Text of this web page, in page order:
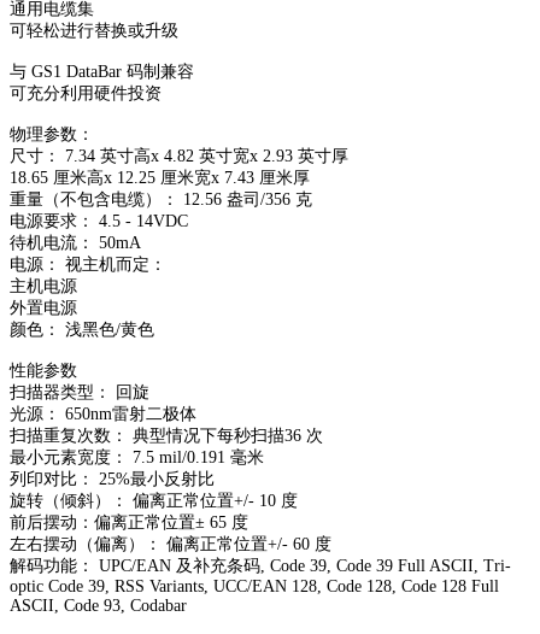
通用电缆集
可轻松进行替换或升级
与 GS1 DataBar 码制兼容
可充分利用硬件投资
物理参数：
尺寸： 7.34 英寸高x 4.82 英寸宽x 2.93 英寸厚
18.65 厘米高x 12.25 厘米宽x 7.43 厘米厚
重量（不包含电缆）： 12.56 盎司/356 克
电源要求： 4.5 - 14VDC
待机电流： 50mA
电源： 视主机而定：
主机电源
外置电源
颜色： 浅黑色/黄色
性能参数
扫描器类型： 回旋
光源： 650nm雷射二极体
扫描重复次数： 典型情况下每秒扫描36 次
最小元素宽度： 7.5 mil/0.191 毫米
列印对比： 25%最小反射比
旋转（倾斜）： 偏离正常位置+/- 10 度
前后摆动：偏离正常位置± 65 度
左右摆动（偏离）： 偏离正常位置+/- 60 度
解码功能： UPC/EAN 及补充条码, Code 39, Code 39 Full ASCII, Tri-
optic Code 39, RSS Variants, UCC/EAN 128, Code 128, Code 128 Full
ASCII, Code 93, Codabar